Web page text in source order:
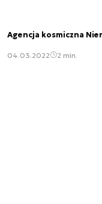
Agencja kosmiczna
04.03.2022 2 min.